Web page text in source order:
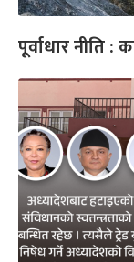
पूर्वाधार नीति :